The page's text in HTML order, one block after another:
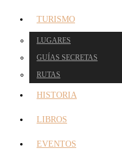
TURISMO
LUGARES
GUÍAS SECRETAS
RUTAS
HISTORIA
LIBROS
EVENTOS